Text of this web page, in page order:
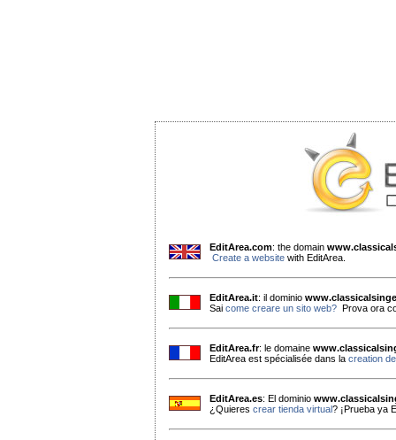
EditArea.com: the domain
Create a website with EditArea.
EditArea.it: il dominio
Sai come creare un sito web? Prova ora
EditArea.fr: le domaine
EditArea est spécialisée dans la creation
EditArea.es: El dominio
¿Quieres crear tienda virtual? ¡Prueba ya